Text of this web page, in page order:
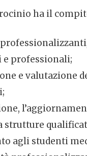
ha il
e professionali;
e
strutture
agli studenti